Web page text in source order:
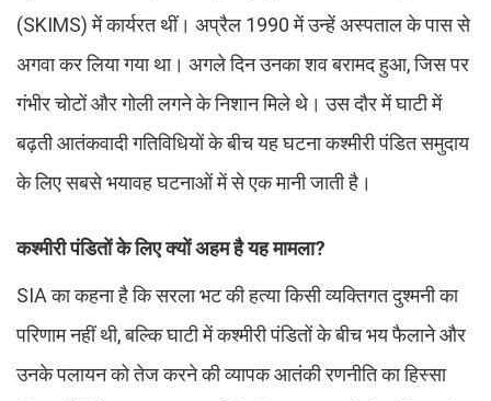
(SKIMS) में कार्यरत थीं। अप्रैल 1990 में उन्हें अस्पताल के पास से
अगवा कर लिया गया था। अगले दिन उनका शव बरामद हुआ, जिस पर
गंभीर चोटों और गोली लगने के निशान मिले थे। उस दौर में घाटी में
बढ़ती आतंकवादी गतिविधियों के बीच यह घटना कश्मीरी पंडित समुदाय
के लिए सबसे भयावह घटनाओं में से एक मानी जाती है।
कश्मीरी पंडितों के लिए क्यों अहम है यह मामला?
SIA का कहना है कि सरला भट की हत्या किसी व्यक्तिगत दुश्मनी का
परिणाम नहीं थी, बल्कि घाटी में कश्मीरी पंडितों के बीच भय फैलाने और
उनके पलायन को तेज करने की व्यापक आतंकी रणनीति का हिस्सा